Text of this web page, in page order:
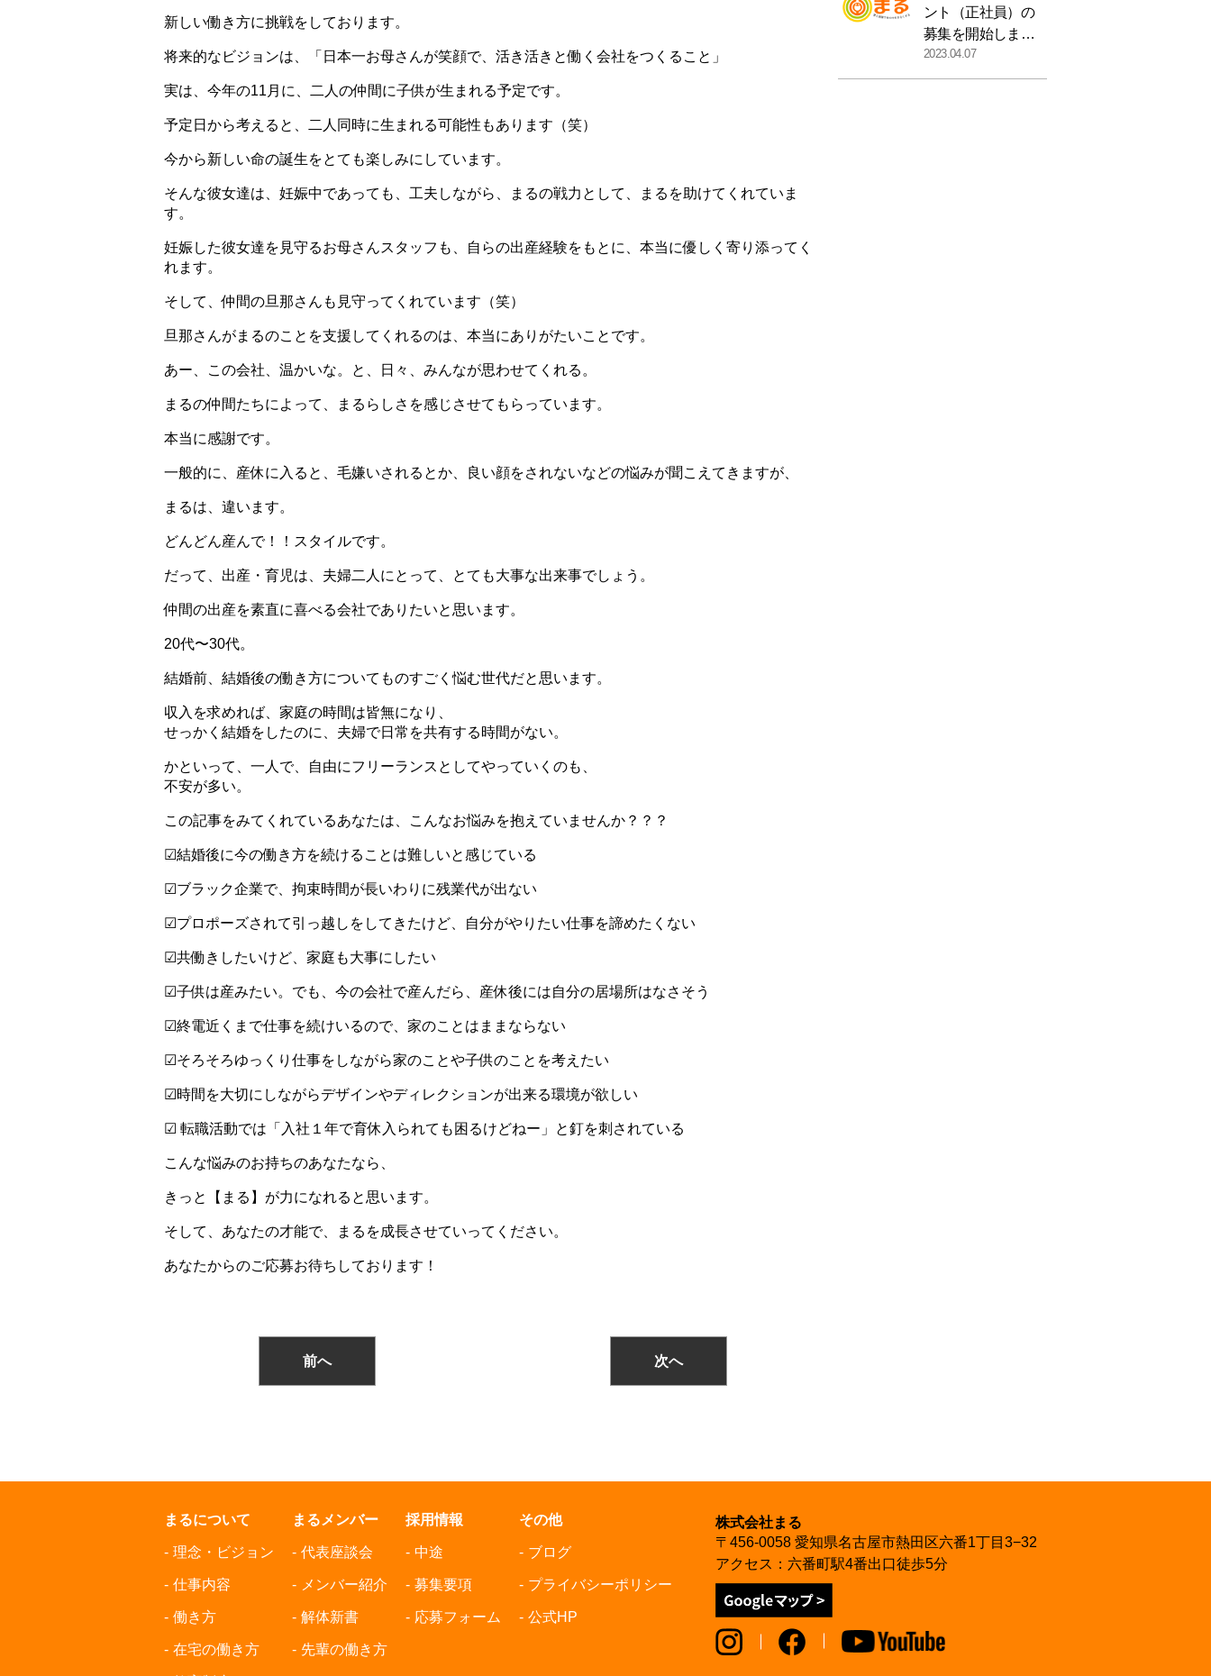
新しい働き方に挑戦をしております。
将来的なビジョンは、「日本一お母さんが笑顔で、活き活きと働く会社をつくること」
実は、今年の11月に、二人の仲間に子供が生まれる予定です。
予定日から考えると、二人同時に生まれる可能性もあります（笑）
今から新しい命の誕生をとても楽しみにしています。
そんな彼女達は、妊娠中であっても、工夫しながら、まるの戦力として、まるを助けてくれていま
す。
妊娠した彼女達を見守るお母さんスタッフも、自らの出産経験をもとに、本当に優しく寄り添ってく
れます。
そして、仲間の旦那さんも見守ってくれています（笑）
旦那さんがまるのことを支援してくれるのは、本当にありがたいことです。
あー、この会社、温かいな。と、日々、みんなが思わせてくれる。
まるの仲間たちによって、まるらしさを感じさせてもらっています。
本当に感謝です。
一般的に、産休に入ると、毛嫌いされるとか、良い顔をされないなどの悩みが聞こえてきますが、
まるは、違います。
どんどん産んで！！スタイルです。
だって、出産・育児は、夫婦二人にとって、とても大事な出来事でしょう。
仲間の出産を素直に喜べる会社でありたいと思います。
20代〜30代。
結婚前、結婚後の働き方についてものすごく悩む世代だと思います。
収入を求めれば、家庭の時間は皆無になり、
せっかく結婚をしたのに、夫婦で日常を共有する時間がない。
かといって、一人で、自由にフリーランスとしてやっていくのも、
不安が多い。
この記事をみてくれているあなたは、こんなお悩みを抱えていませんか？？？
☑結婚後に今の働き方を続けることは難しいと感じている
☑ブラック企業で、拘束時間が長いわりに残業代が出ない
☑プロポーズされて引っ越しをしてきたけど、自分がやりたい仕事を諦めたくない
☑共働きしたいけど、家庭も大事にしたい
☑子供は産みたい。でも、今の会社で産んだら、産休後には自分の居場所はなさそう
☑終電近くまで仕事を続けいるので、家のことはままならない
☑そろそろゆっくり仕事をしながら家のことや子供のことを考えたい
☑時間を大切にしながらデザインやディレクションが出来る環境が欲しい
☑ 転職活動では「入社１年で育休入られても困るけどねー」と釘を刺されている
こんな悩みのお持ちのあなたなら、
きっと【まる】が力になれると思います。
そして、あなたの才能で、まるを成長させていってください。
あなたからのご応募お待ちしております！
前へ 次へ
ント（正社員）の
募集を開始しまし
た ※2023/04/07募
集締切
2023.04.07
まるについて
理念・ビジョン
仕事内容
働き方
在宅の働き方
まるメンバー
代表座談会
メンバー紹介
解体新書
先輩の働き方
採用情報
中途
募集要項
応募フォーム
その他
ブログ
プライバシーポリシー
公式HP
株式会社まる
〒456-0058 愛知県名古屋市熱田区六番1丁目3−32
アクセス：六番町駅4番出口徒歩5分